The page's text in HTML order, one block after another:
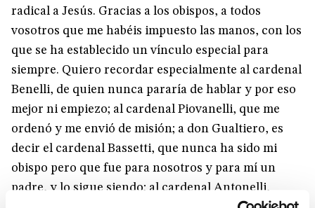
radical a Jesús. Gracias a los obispos, a todos
vosotros que me habéis impuesto las manos, con los
que se ha establecido un vínculo especial para
siempre. Quiero recordar especialmente al cardenal
Benelli, de quien nunca pararía de hablar y por eso
mejor ni empiezo; al cardenal Piovanelli, que me
ordenó y me envió de misión; a don Gualtiero, es
decir el cardenal Bassetti, que nunca ha sido mi
obispo pero que fue para nosotros y para mí un
padre, y lo sigue siendo; al cardenal Antonelli,